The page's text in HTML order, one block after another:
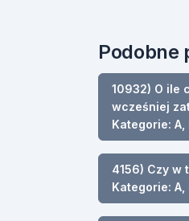
Podobne
10932) O ile
wcześniej
Kategorie: A,
4156) Czy w
Kategorie: A,